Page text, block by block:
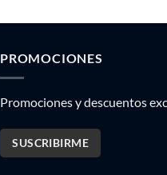
PROMOCIONES
Promociones y descuentos
SUSCRIBIRME